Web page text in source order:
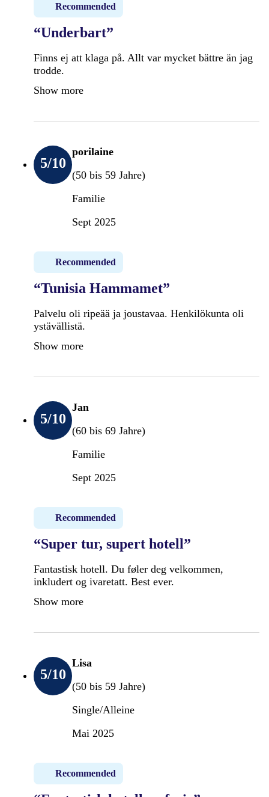
Recommended
“Underbart”
Finns ej att klaga på. Allt var mycket bättre än jag
trodde.
Show more
5/10
porilaine
(50 bis 59 Jahre)
Familie
Sept 2025
Recommended
“Tunisia Hammamet”
Palvelu oli ripeää ja joustavaa. Henkilökunta oli
ystävällistä.
Show more
5/10
Jan
(60 bis 69 Jahre)
Familie
Sept 2025
Recommended
“Super tur, supert hotell”
Fantastisk hotell. Du føler deg velkommen,
inkludert og ivaretatt. Best ever.
Show more
5/10
Lisa
(50 bis 59 Jahre)
Single/Alleine
Mai 2025
Recommended